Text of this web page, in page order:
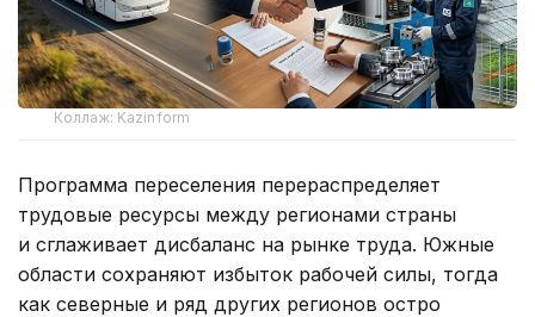
Коллаж: Kazinform
Программа переселения перераспределяет
трудовые ресурсы между регионами страны
и сглаживает дисбаланс на рынке труда. Южные
области сохраняют избыток рабочей силы, тогда
как северные и ряд других регионов остро